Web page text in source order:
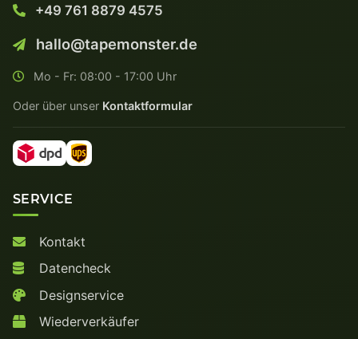
+49 761 8879 4575
hallo@tapemonster.de
Mo - Fr: 08:00 - 17:00 Uhr
Oder über unser Kontaktformular
SERVICE
Kontakt
Datencheck
Designservice
Wiederverkäufer